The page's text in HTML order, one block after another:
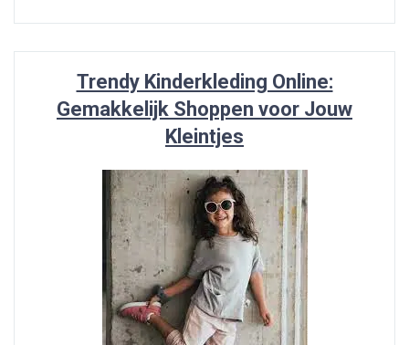
Trendy Kinderkleding Online:
Gemakkelijk Shoppen voor Jouw
Kleintjes